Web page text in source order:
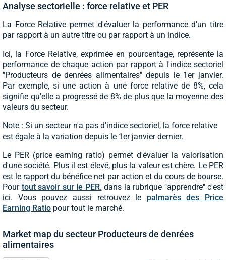
Analyse sectorielle : force relative et PER
La Force Relative permet d'évaluer la performance d'un titre
par rapport à un autre titre ou par rapport à un indice.
Ici, la Force Relative, exprimée en pourcentage, représente la
performance de chaque action par rapport à l'indice sectoriel
"Producteurs de denrées alimentaires" depuis le 1er janvier.
Par exemple, si une action à une force relative de 8%, cela
signifie qu'elle a progressé de 8% de plus que la moyenne des
valeurs du secteur.
Note : Si un secteur n'a pas d'indice sectoriel, la force relative
est égale à la variation depuis le 1er janvier dernier.
Le PER (price earning ratio) permet d'évaluer la valorisation
d'une société. Plus il est élevé, plus la valeur est chère. Le PER
est le rapport du bénéfice net par action et du cours de bourse.
Pour tout savoir sur le PER.dans la rubrique "apprendre" c'est
ici. Vous pouvez aussi retrouvez le palmarès des Price
Earning Ratio pour tout le marché.
Market map du secteur Producteurs de denrées
alimentaires